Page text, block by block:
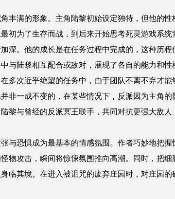
丰满的形象。主角陆黎初始设定独特，但他的
初为了生存而战，到后来开始思考死灵游戏系统
深。他的成长是在任务过程中完成的，这种历程
与陆黎相互配合或敌对，展现了各自的能力和性
多次近乎绝望的任务中，由于团队不离不弃才
非一成不变的，在某些情况下，反派因为主角
黎与曾经的反派冥王联手，共同对抗更强大敌
与恐惧成为最基本的情感氛围。作者巧妙地把
物攻击，瞬间将惊悚氛围推向高潮。同时，把
临其境。在进入被诅咒的废弃庄园时，对庄园